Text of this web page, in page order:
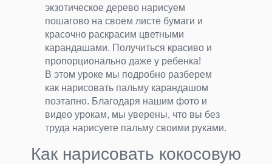
экзотическое дерево нарисуем
пошагово на своем листе бумаги и
красочно раскрасим цветными
карандашами. Получиться красиво и
пропорционально даже у ребенка!
В этом уроке мы подробно разберем
как нарисовать пальму карандашом
поэтапно. Благодаря нашим фото и
видео урокам, мы уверены, что вы без
труда нарисуете пальму своими руками.
Как нарисовать кокосовую